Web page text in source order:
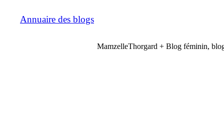
Annuaire des blogs
MamzelleThorgard + Blog féminin,